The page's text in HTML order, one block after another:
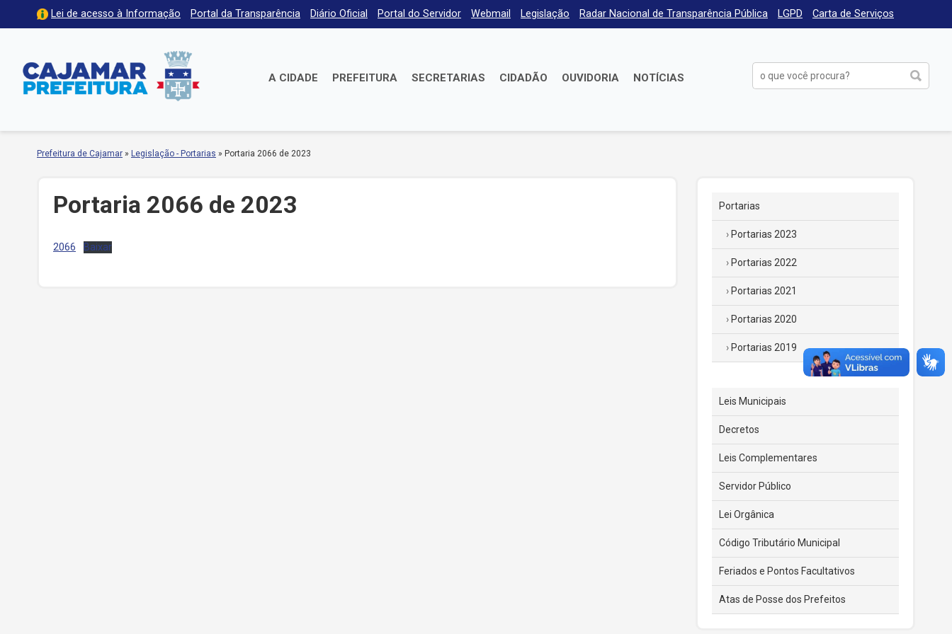
Lei de acesso à Informação Portal da Transparência Diário Oficial Portal do Servidor Webmail Legislação Radar Nacional de Transparência Pública LGPD Carta de Serviços
A CIDADE PREFEITURA SECRETARIAS CIDADÃO OUVIDORIA NOTÍCIAS
Prefeitura de Cajamar » Legislação - Portarias » Portaria 2066 de 2023
Portaria 2066 de 2023
2066 Baixar
Portarias
Portarias 2023
Portarias 2022
Portarias 2021
Portarias 2020
Portarias 2019
Leis Municipais
Decretos
Leis Complementares
Servidor Público
Lei Orgânica
Código Tributário Municipal
Feriados e Pontos Facultativos
Atas de Posse dos Prefeitos